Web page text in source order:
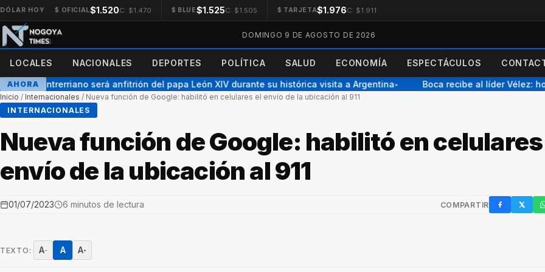
DÓLAR HOY $ OFICIAL$1.520C: $1.470 $ BLUE$1.525C: $1.505 $ TARJETA$1.976C: $1.911
DOMINGO 9 DE AGOSTO DE 2026
LOCALES NACIONALES DEPORTES POLÍTICA SALUD ECONOMÍA ESPECTÁCULOS
AHORAentrerriano será anfitrión del papa León XIV durante su histórica visita a Argentina● Boca recibe al líder Vélez:
Inicio / Internacionales / Nueva función de Google: habilitó en celulares el envío de la ubicación al 911
INTERNACIONALES
Nueva función de Google: habilitó en
envío de la ubicación al 911
01/07/2023 6 minutos de lectura COMPARTIR
Facebook
X /
TEXTO: A− A A+